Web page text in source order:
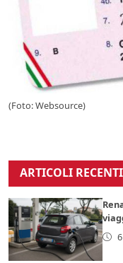
(Foto: Websource)
ARTICOLI RECENTI